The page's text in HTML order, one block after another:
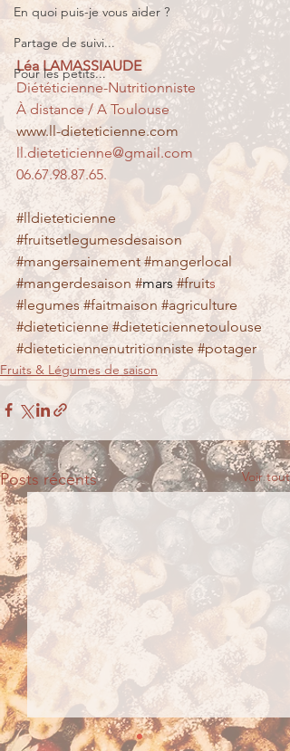
En quoi puis-je vous aider ?
Partage de suivi...
Pour les petits...
Léa LAMASSIAUDE
Diététicienne-Nutritionniste
À distance / A Toulouse
www.ll-dieteticienne.com
ll.dieteticienne@gmail.com
06.67.98.87.65.
#lldieteticienne
#fruitsetlegumesdesaison
#mangersainement #mangerlocal
#mangerdesaison #mars #fruits
#legumes #faitmaison #agriculture
#dieteticienne #dieteticiennetoulouse
#dieteticiennenutritionniste #potager
Fruits & Légumes de saison
Posts récents Voir tout